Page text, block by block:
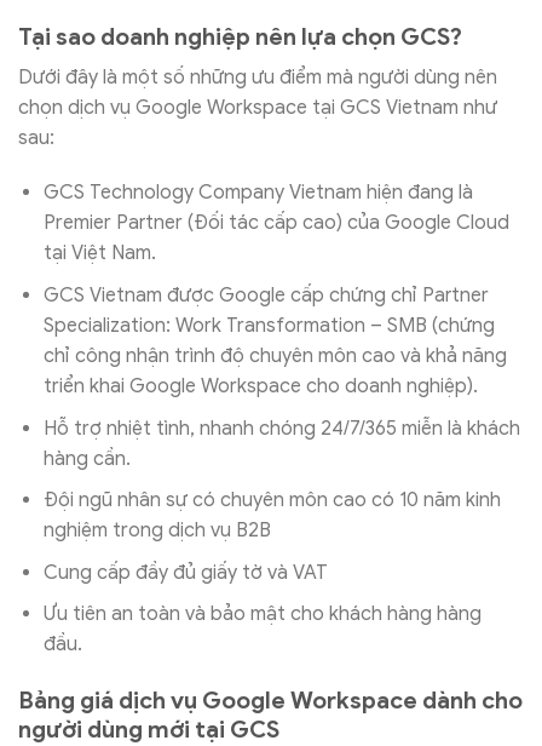
Tại sao doanh nghiệp nên lựa chọn GCS?
Dưới đây là một số những ưu điểm mà người dùng nên
chọn dịch vụ Google Workspace tại GCS Vietnam như
sau:
GCS Technology Company Vietnam hiện đang là
Premier Partner (Đối tác cấp cao) của Google Cloud
tại Việt Nam.
GCS Vietnam được Google cấp chứng chỉ Partner
Specialization: Work Transformation – SMB (chứng
chỉ công nhận trình độ chuyên môn cao và khả năng
triển khai Google Workspace cho doanh nghiệp).
Hỗ trợ nhiệt tình, nhanh chóng 24/7/365 miễn là khách
hàng cần.
Đội ngũ nhân sự có chuyên môn cao có 10 năm kinh
nghiệm trong dịch vụ B2B
Cung cấp đầy đủ giấy tờ và VAT
Ưu tiên an toàn và bảo mật cho khách hàng hàng
đầu.
Bảng giá dịch vụ Google Workspace dành cho
người dùng mới tại GCS